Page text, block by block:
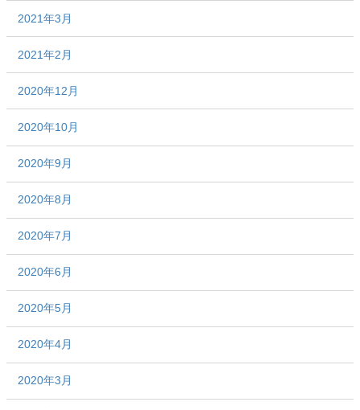
2021年3月
2021年2月
2020年12月
2020年10月
2020年9月
2020年8月
2020年7月
2020年6月
2020年5月
2020年4月
2020年3月